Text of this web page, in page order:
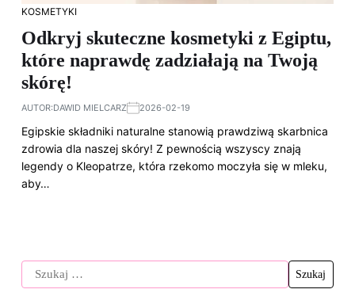
KOSMETYKI
Odkryj skuteczne kosmetyki z Egiptu,
które naprawdę zadziałają na Twoją
skórę!
AUTOR:DAWID MIELCARZ 2026-02-19
Egipskie składniki naturalne stanowią prawdziwą skarbnica
zdrowia dla naszej skóry! Z pewnością wszyscy znają
legendy o Kleopatrze, która rzekomo moczyła się w mleku,
aby…